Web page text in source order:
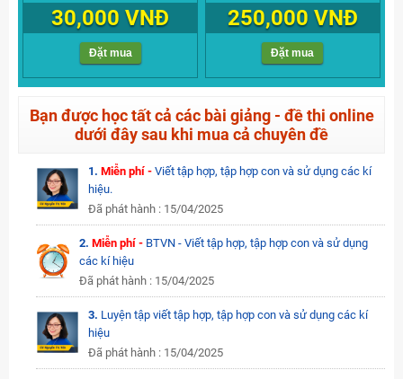
30,000 VNĐ
Đặt mua
250,000 VNĐ
Đặt mua
Bạn được học tất cả các bài giảng - đề thi online
dưới đây sau khi mua cả chuyên đề
1. Miễn phí - Viết tập hợp, tập hợp con và sử dụng các kí
hiệu.
Đã phát hành : 15/04/2025
2.Miễn phí - BTVN - Viết tập hợp, tập hợp con và sử dụng
các kí hiệu
Đã phát hành : 15/04/2025
3. Luyện tập viết tập hợp, tập hợp con và sử dụng các kí
hiệu
Đã phát hành : 15/04/2025